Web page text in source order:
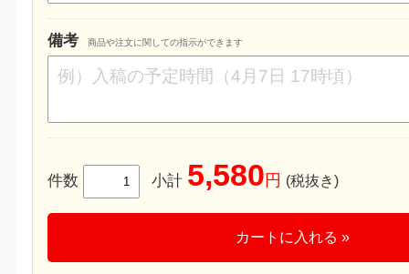
備考 商品や注文に関しての指示ができます
件数 小計 5,580 円 (税抜き)
カートに入れる »